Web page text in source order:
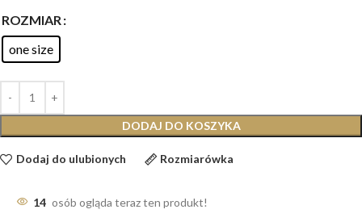
ROZMIAR
one size
DODAJ DO KOSZYKA
Dodaj do ulubionych Rozmiarówka
14 osób ogląda teraz ten produkt!